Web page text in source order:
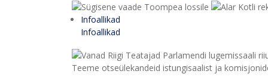
Infoallikad
Infoallikad
Teeme otseülekandeid istungisaalist ja